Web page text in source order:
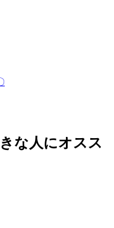
な人にオスス